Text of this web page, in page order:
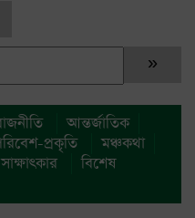
আন্তর্জাতিক
প্রকৃতি
মঞ্চকথা
সাক্ষাৎকার
বিশেষ